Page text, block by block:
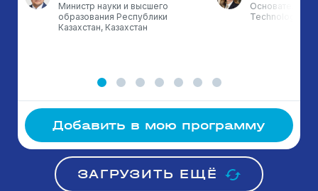
Министр науки и высшего
образования Республики
Казахстан, Казахстан
Основатель
Technology &
Добавить в мою программу
ЗАГРУЗИТЬ ЕЩЁ